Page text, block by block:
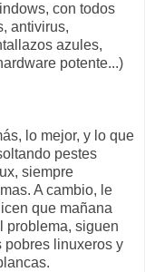
con todos
antivirus,
azules,
potente...)
lo mejor, y lo que
pestes
siempre
A cambio, le
que mañana
problema, siguen
pobres linuxeros y